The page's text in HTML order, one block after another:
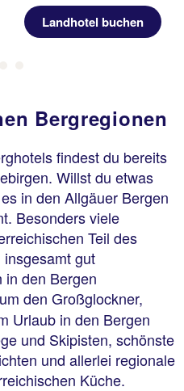
Landhotel buchen
Bergregionen
findest du bereits
Willst du etwas
in den Allgäuer Bergen
Besonders viele
Teil des
gut
in den Bergen
den Großglockner,
Urlaub in den Bergen
und Skipisten, schönste
und allerlei regionale
Küche.